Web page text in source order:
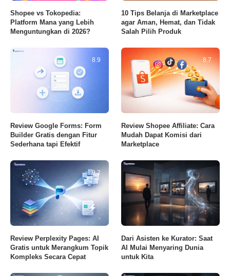
Shopee vs Tokopedia:
Platform Mana yang Lebih
Menguntungkan di 2026?
10 Tips Belanja di Marketplace
agar Aman, Hemat, dan Tidak
Salah Pilih Produk
8.9
Review Google Forms: Form
Builder Gratis dengan Fitur
Sederhana tapi Efektif
8.7
Review Shopee Affiliate: Cara
Mudah Dapat Komisi dari
Marketplace
9.2
Review Perplexity Pages: AI
Gratis untuk Merangkum Topik
Kompleks Secara Cepat
Dari Asisten ke Kurator: Saat
AI Mulai Menyaring Dunia
untuk Kita